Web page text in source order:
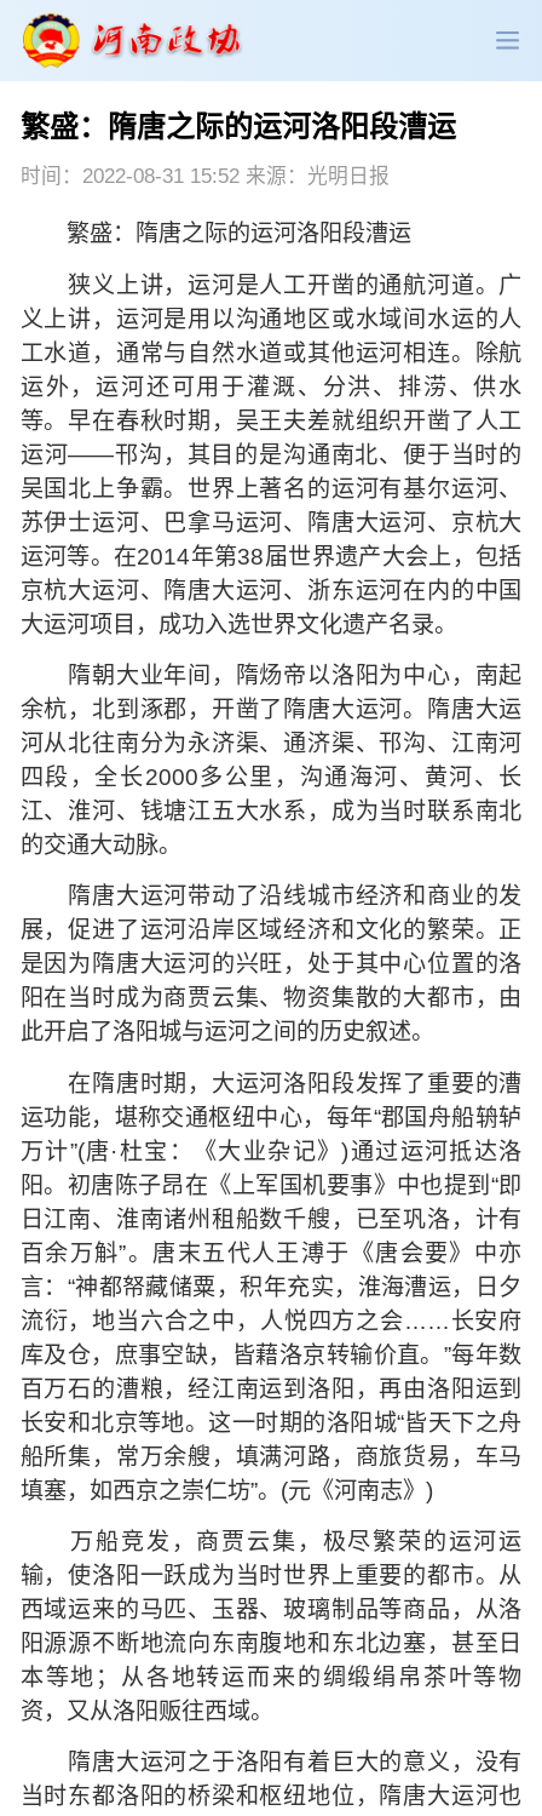
政协领导 政协新闻 政协机构
委员履职 政协论坛 专委会工作
党派团体 市县政协 专题荟萃
繁盛：隋唐之际的运河洛阳段漕运
时间：2022-08-31 15:52 来源：光明日报
繁盛：隋唐之际的运河洛阳段漕运
狭义上讲，运河是人工开凿的通航河道。广
义上讲，运河是用以沟通地区或水域间水运的人
工水道，通常与自然水道或其他运河相连。除航
运外，运河还可用于灌溉、分洪、排涝、供水
等。早在春秋时期，吴王夫差就组织开凿了人工
运河——邗沟，其目的是沟通南北、便于当时的
吴国北上争霸。世界上著名的运河有基尔运河、
苏伊士运河、巴拿马运河、隋唐大运河、京杭大
运河等。在2014年第38届世界遗产大会上，包括
京杭大运河、隋唐大运河、浙东运河在内的中国
大运河项目，成功入选世界文化遗产名录。
隋朝大业年间，隋炀帝以洛阳为中心，南起
余杭，北到涿郡，开凿了隋唐大运河。隋唐大运
河从北往南分为永济渠、通济渠、邗沟、江南河
四段，全长2000多公里，沟通海河、黄河、长
江、淮河、钱塘江五大水系，成为当时联系南北
的交通大动脉。
隋唐大运河带动了沿线城市经济和商业的发
展，促进了运河沿岸区域经济和文化的繁荣。正
是因为隋唐大运河的兴旺，处于其中心位置的洛
阳在当时成为商贾云集、物资集散的大都市，由
此开启了洛阳城与运河之间的历史叙述。
在隋唐时期，大运河洛阳段发挥了重要的漕
运功能，堪称交通枢纽中心，每年“郡国舟船辀轳
万计”(唐·杜宝：《大业杂记》)通过运河抵达洛
阳。初唐陈子昂在《上军国机要事》中也提到“即
日江南、淮南诸州租船数千艘，已至巩洛，计有
百余万斛”。唐末五代人王溥于《唐会要》中亦
言：“神都帑藏储粟，积年充实，淮海漕运，日夕
流衍，地当六合之中，人悦四方之会……长安府
库及仓，庶事空缺，皆藉洛京转输价直。”每年数
百万石的漕粮，经江南运到洛阳，再由洛阳运到
长安和北京等地。这一时期的洛阳城“皆天下之舟
船所集，常万余艘，填满河路，商旅货易，车马
填塞，如西京之崇仁坊”。(元《河南志》)
万船竞发，商贾云集，极尽繁荣的运河运
输，使洛阳一跃成为当时世界上重要的都市。从
西域运来的马匹、玉器、玻璃制品等商品，从洛
阳源源不断地流向东南腹地和东北边塞，甚至日
本等地；从各地转运而来的绸缎绢帛茶叶等物
资，又从洛阳贩往西域。
隋唐大运河之于洛阳有着巨大的意义，没有
当时东都洛阳的桥梁和枢纽地位，隋唐大运河也